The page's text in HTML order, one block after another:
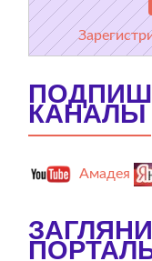
КАНАЛЫ
Амадея